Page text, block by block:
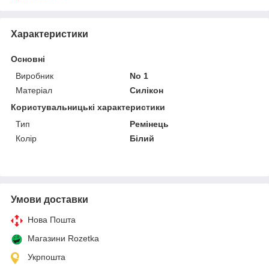
Характеристики
Основні
Виробник
No 1
Матеріал
Силікон
Користувальницькі характеристики
Тип
Ремінець
Колір
Білий
Умови доставки
Нова Пошта
Магазини Rozetka
Укрпошта